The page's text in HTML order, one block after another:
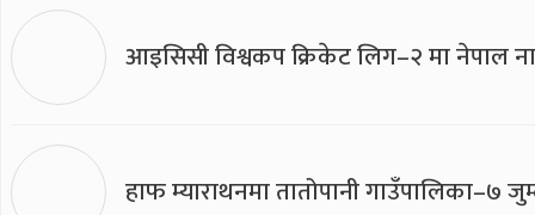
आइसिसी विश्वकप क्रिकेट लिग–२ मा नेपाल
हाफ म्याराथनमा तातोपानी गाउँपालिका–७